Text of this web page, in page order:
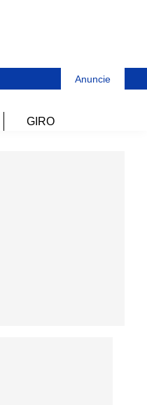
Anuncie
GIRO